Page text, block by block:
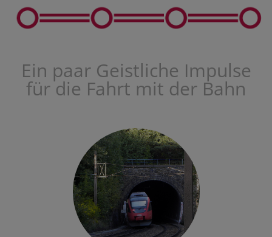
Ein paar Geistliche Impulse
für die Fahrt mit der Bahn